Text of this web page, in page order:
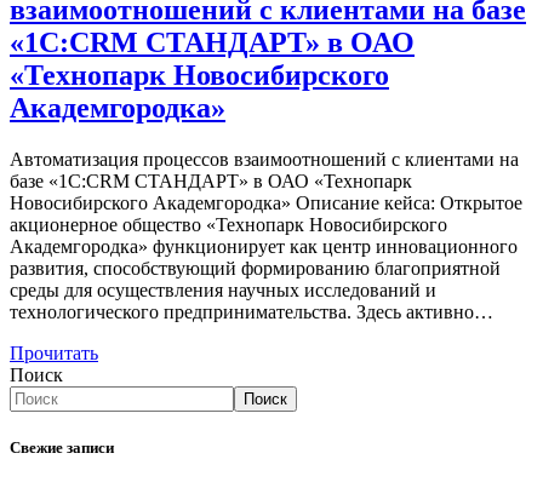
взаимоотношений с клиентами на базе
«1С:CRM СТАНДАРТ» в ОАО
«Технопарк Новосибирского
Академгородка»
Автоматизация процессов взаимоотношений с клиентами на
базе «1С:CRM СТАНДАРТ» в ОАО «Технопарк
Новосибирского Академгородка» Описание кейса: Открытое
акционерное общество «Технопарк Новосибирского
Академгородка» функционирует как центр инновационного
развития, способствующий формированию благоприятной
среды для осуществления научных исследований и
технологического предпринимательства. Здесь активно…
Прочитать
Поиск
Поиск
Свежие записи